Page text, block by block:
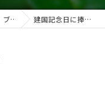
ブログ 建国記念日に捧げる神棚の祈り